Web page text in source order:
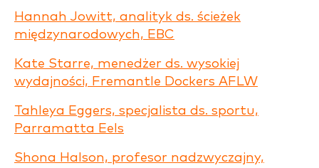
Hannah Jowitt, analityk ds. ścieżek
międzynarodowych, EBC
Kate Starre, menedżer ds. wysokiej
wydajności, Fremantle Dockers AFLW
Tahleya Eggers, specjalista ds. sportu,
Parramatta Eels
Shona Halson, profesor nadzwyczajny,